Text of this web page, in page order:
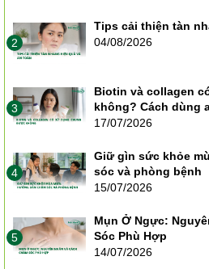
2
Tips cải thiện tàn
04/08/2026
3
Biotin và collagen
không? Cách dùng
17/07/2026
4
Giữ gìn sức khỏe
sóc và phòng bệnh
15/07/2026
5
Mụn Ở Ngực:
Sóc Phù Hợp
14/07/2026